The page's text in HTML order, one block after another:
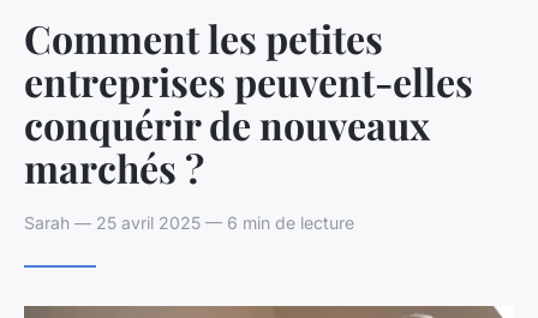
Comment les petites
entreprises peuvent-elles
conquérir de nouveaux
marchés ?
Sarah — 25 avril 2025 — 6 min de lecture